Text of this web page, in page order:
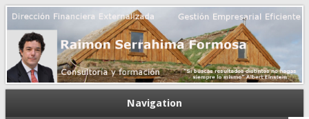
Dirección financiera de la PyME
Gestión empresarial eficiente. Dirección financiera externalizada.
Navigation